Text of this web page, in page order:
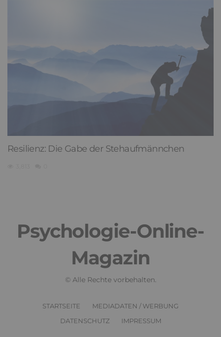
Resilienz: Die Gabe der Stehaufmännchen
Psychologie-Online-
Magazin
© Alle Rechte vorbehalten.
STARTSEITE
MEDIADATEN / WERBUNG
DATENSCHUTZ
IMPRESSUM